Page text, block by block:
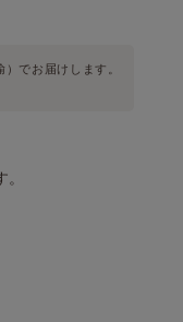
でお届けします。